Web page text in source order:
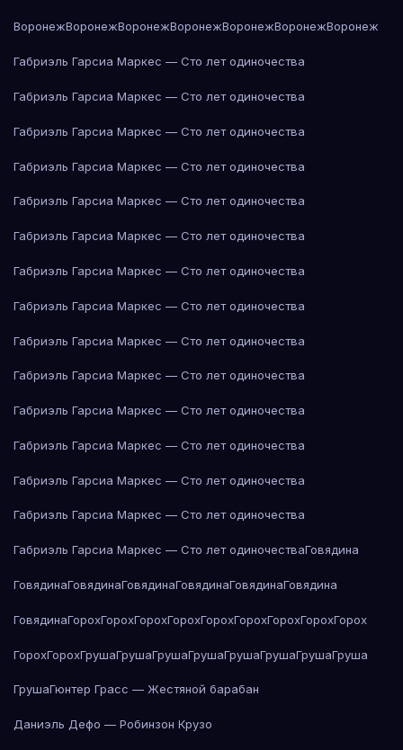
ВоронежВоронежВоронежВоронежВоронежВоронежВоронеж
Габриэль Гарсиа Маркес — Сто лет одиночества
Габриэль Гарсиа Маркес — Сто лет одиночества
Габриэль Гарсиа Маркес — Сто лет одиночества
Габриэль Гарсиа Маркес — Сто лет одиночества
Габриэль Гарсиа Маркес — Сто лет одиночества
Габриэль Гарсиа Маркес — Сто лет одиночества
Габриэль Гарсиа Маркес — Сто лет одиночества
Габриэль Гарсиа Маркес — Сто лет одиночества
Габриэль Гарсиа Маркес — Сто лет одиночества
Габриэль Гарсиа Маркес — Сто лет одиночества
Габриэль Гарсиа Маркес — Сто лет одиночества
Габриэль Гарсиа Маркес — Сто лет одиночества
Габриэль Гарсиа Маркес — Сто лет одиночества
Габриэль Гарсиа Маркес — Сто лет одиночества
Габриэль Гарсиа Маркес — Сто лет одиночестваГовядина
ГовядинаГовядинаГовядинаГовядинаГовядинаГовядина
ГовядинаГорохГорохГорохГорохГорохГорохГорохГорохГорох
ГорохГорохГрушаГрушаГрушаГрушаГрушаГрушаГрушаГруша
ГрушаГюнтер Грасс — Жестяной барабан
Даниэль Дефо — Робинзон Крузо